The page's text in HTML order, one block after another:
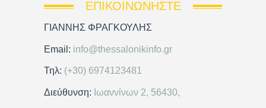
ΕΠΙΚΟΙΝΩΝΉΣΤΕ
ΓΙΑΝΝΗΣ ΦΡΑΓΚΟΥΛΗΣ
Email: info@thessalonikinfo.gr
Τηλ: (+30) 6974123481
Διεύθυνση: Ιωαννίνων 2, 56430,